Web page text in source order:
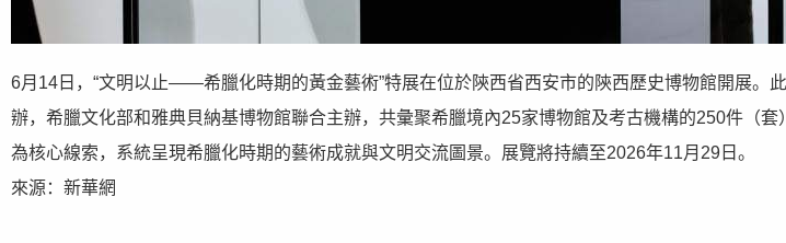
6月14日，“文明以止——希臘化時期的黃金藝術”特展在位於陝西省西安市的陝西歷史博物館開展。
辦，希臘文化部和雅典貝納基博物館聯合主辦，共彙聚希臘境內25家博物館及考古機構的250件（
為核心線索，系統呈現希臘化時期的藝術成就與文明交流圖景。展覽將持續至2026年11月29日。
來源：新華網